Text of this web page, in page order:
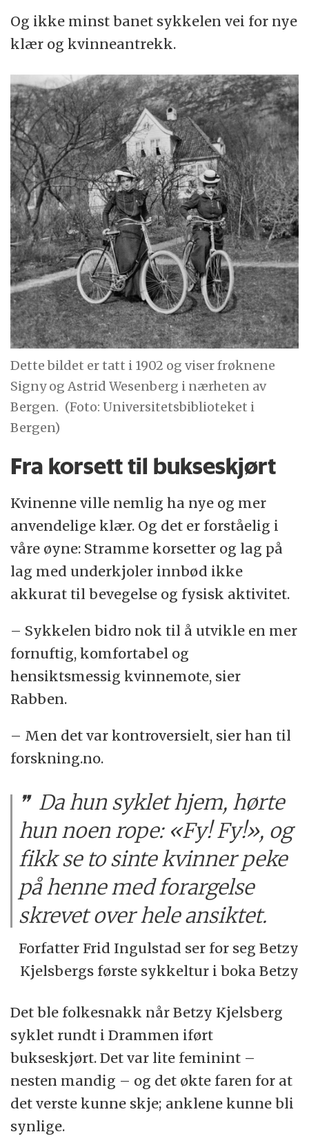
Og ikke minst banet sykkelen vei for nye
klær og kvinneantrekk.
Dette bildet er tatt i 1902 og viser frøknene
Signy og Astrid Wesenberg i nærheten av
Bergen. (Foto: Universitetsbiblioteket i
Bergen)
Fra korsett til bukseskjørt
Kvinenne ville nemlig ha nye og mer
anvendelige klær. Og det er forståelig i
våre øyne: Stramme korsetter og lag på
lag med underkjoler innbød ikke
akkurat til bevegelse og fysisk aktivitet.
– Sykkelen bidro nok til å utvikle en mer
fornuftig, komfortabel og
hensiktsmessig kvinnemote, sier
Rabben.
– Men det var kontroversielt, sier han til
forskning.no.
Da hun syklet hjem, hørte
hun noen rope: «Fy! Fy!», og
fikk se to sinte kvinner peke
på henne med forargelse
skrevet over hele ansiktet.
Forfatter Frid Ingulstad ser for seg Betzy
Kjelsbergs første sykkeltur i boka Betzy
Det ble folkesnakk når Betzy Kjelsberg
syklet rundt i Drammen iført
bukseskjørt. Det var lite feminint –
nesten mandig – og det økte faren for at
det verste kunne skje; anklene kunne bli
synlige.